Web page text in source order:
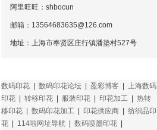
阿里旺旺：shbocun
邮箱： 13564683635@126.com
地址：上海市奉贤区庄行镇潘垫村527号
数码印花 数码印花论坛 盈彩博客
上海数码
印花
转移印花 服装印花 印花加工
热转
移印花
数码印花加工 印花供应商
纺织品印
花
114啦网址导航 数码喷墨印花